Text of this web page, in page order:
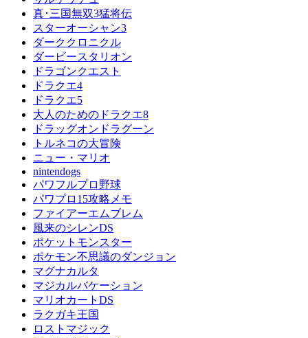
真･三国無双3猛将伝
スターオーシャン3
ダーククロニクル
ダービースタリオン
ドラゴンクエスト
ドラクエ4
ドラクエ5
大人のためのドラクエ8
ドラッグオンドラグーン
トルネコの大冒険
ニュー・マリオ
nintendogs
パワフルプロ野球
パワプロ15攻略メモ
ファイアーエムブレム
風来のシレンDS
ポケットモンスター
ポケモン不思議のダンジョン
マグナカルタ
マジカルバケーション
マリオカートDS
ラクガキ王国
ロストマジック